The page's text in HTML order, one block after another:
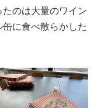
のは大量のワイン
に食べ散らかした